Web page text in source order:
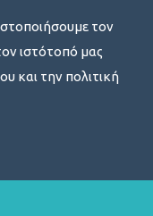
τον
ιστότοπό μας
και την πολιτική